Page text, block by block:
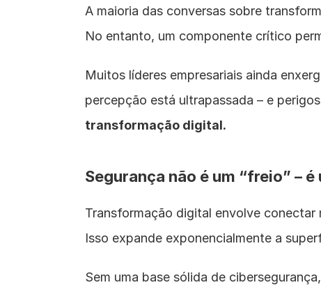
A maioria das conversas sobre
No entanto, um componente crítico
Muitos líderes empresariais ainda
percepção está ultrapassada – e
transformação digital.
Segurança não é um “freio” –
Transformação digital envolve conectar
Isso expande exponencialmente a
Sem uma base sólida de